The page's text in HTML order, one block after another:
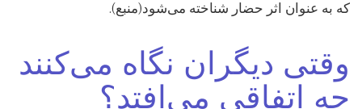
که به عنوان اثر حضار شناخته می‌شود(منبع).
وقتی دیگران نگاه می‌کنند
چه اتفاقی می‌افتد؟